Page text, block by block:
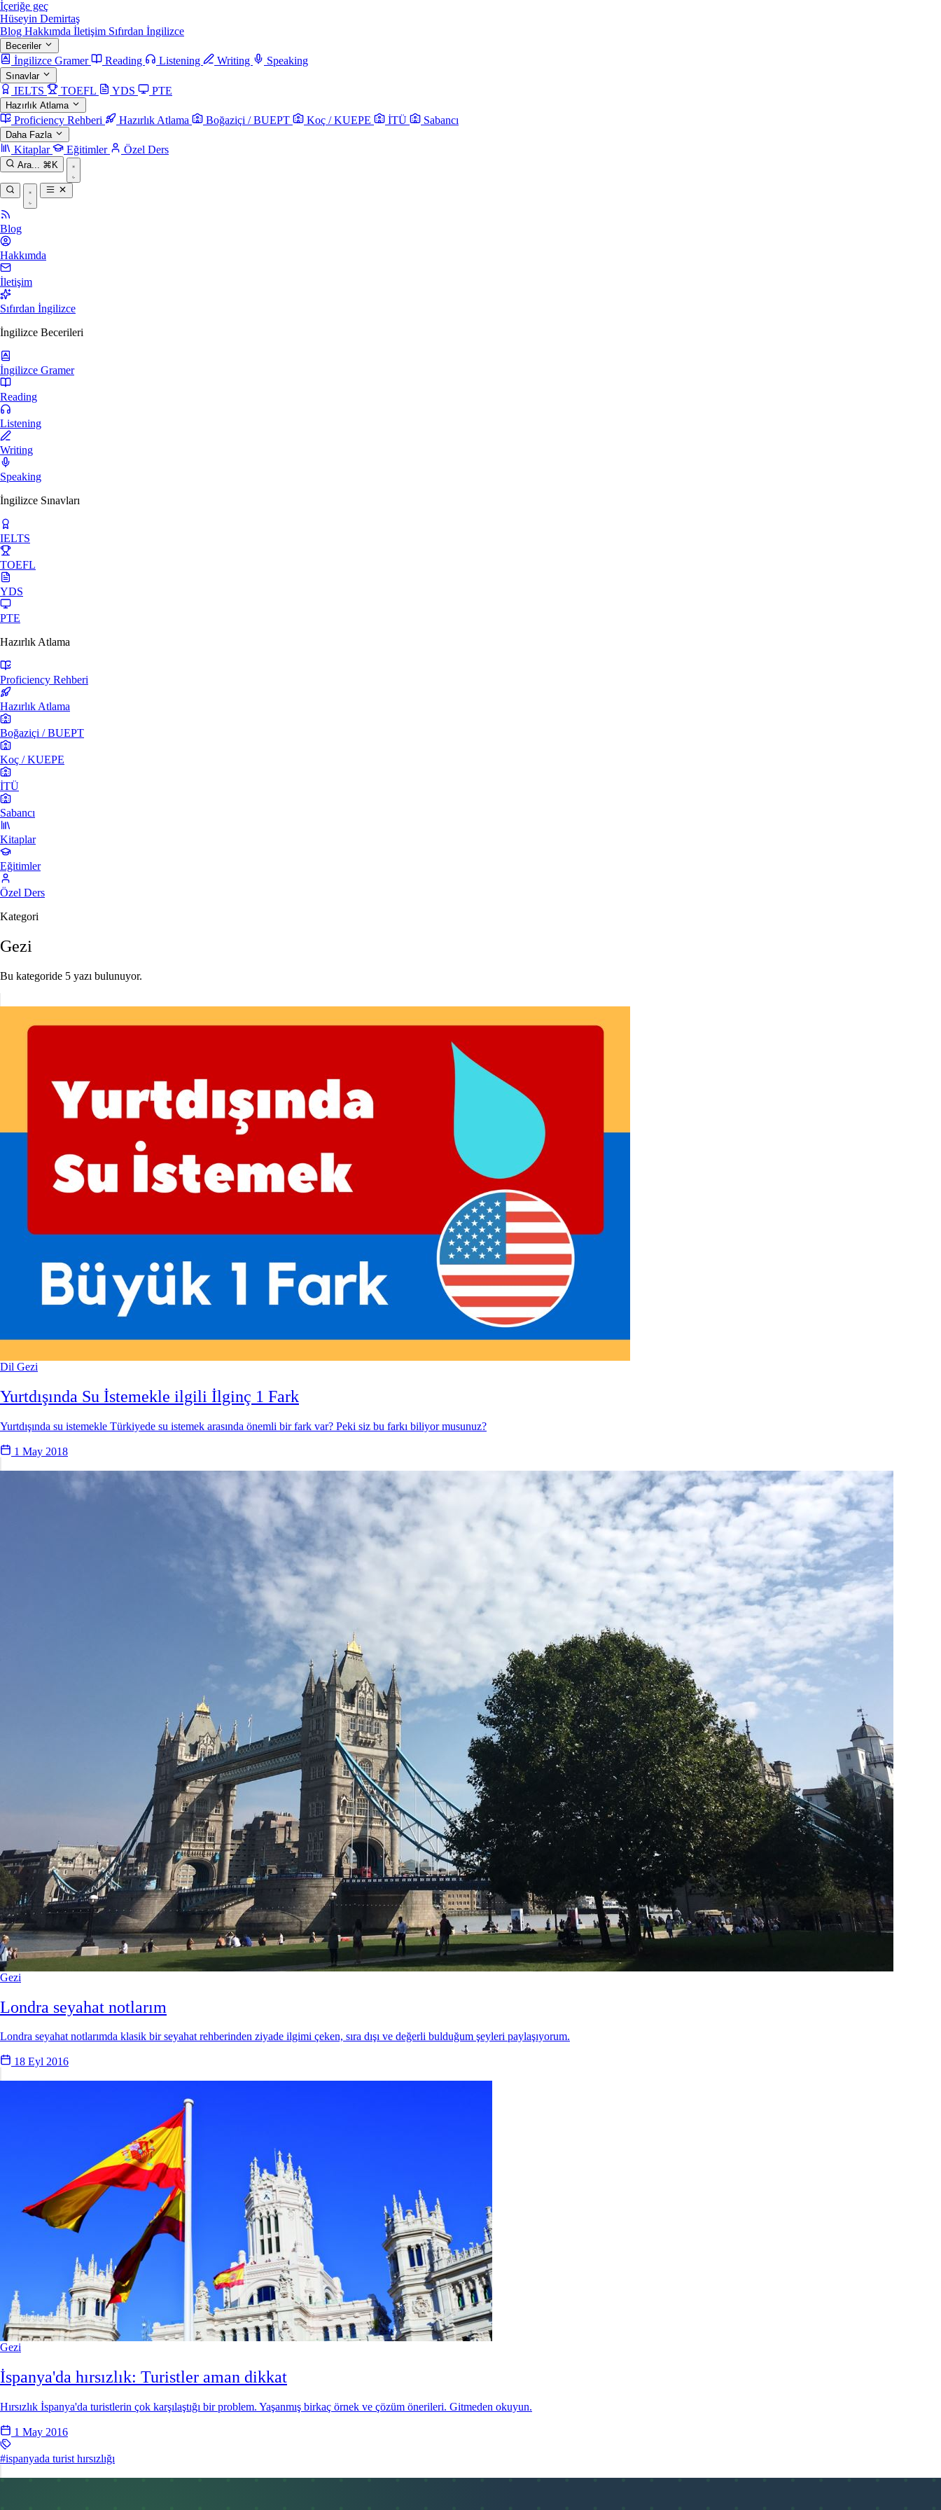
İçeriğe geç
Hüseyin Demirtaş
Blog Hakkımda İletişim Sıfırdan İngilizce
Beceriler
İngilizce Gramer Reading Listening Writing Speaking
Sınavlar
IELTS TOEFL YDS PTE
Hazırlık Atlama
Proficiency Rehberi Hazırlık Atlama Boğaziçi / BUEPT Koç / KUEPE İTÜ Sabancı
Daha Fazla
Kitaplar Eğitimler Özel Ders
Ara... ⌘K
Blog
Hakkımda
İletişim
Sıfırdan İngilizce
İngilizce Becerileri
İngilizce Gramer
Reading
Listening
Writing
Speaking
İngilizce Sınavları
IELTS
TOEFL
YDS
PTE
Hazırlık Atlama
Proficiency Rehberi
Hazırlık Atlama
Boğaziçi / BUEPT
Koç / KUEPE
İTÜ
Sabancı
Kitaplar
Eğitimler
Özel Ders
Kategori
Gezi
Bu kategoride 5 yazı bulunuyor.
Dil Gezi
Yurtdışında Su İstemekle ilgili İlginç 1 Fark
Yurtdışında su istemekle Türkiyede su istemek arasında önemli bir fark var? Peki siz bu farkı biliyor musunuz?
1 May 2018
Gezi
Londra seyahat notlarım
Londra seyahat notlarımda klasik bir seyahat rehberinden ziyade ilgimi çeken, sıra dışı ve değerli bulduğum şeyleri paylaşıyorum.
18 Eyl 2016
Gezi
İspanya'da hırsızlık: Turistler aman dikkat
Hırsızlık İspanya'da turistlerin çok karşılaştığı bir problem. Yaşanmış birkaç örnek ve çözüm önerileri. Gitmeden okuyun.
1 May 2016
#ispanyada turist hırsızlığı